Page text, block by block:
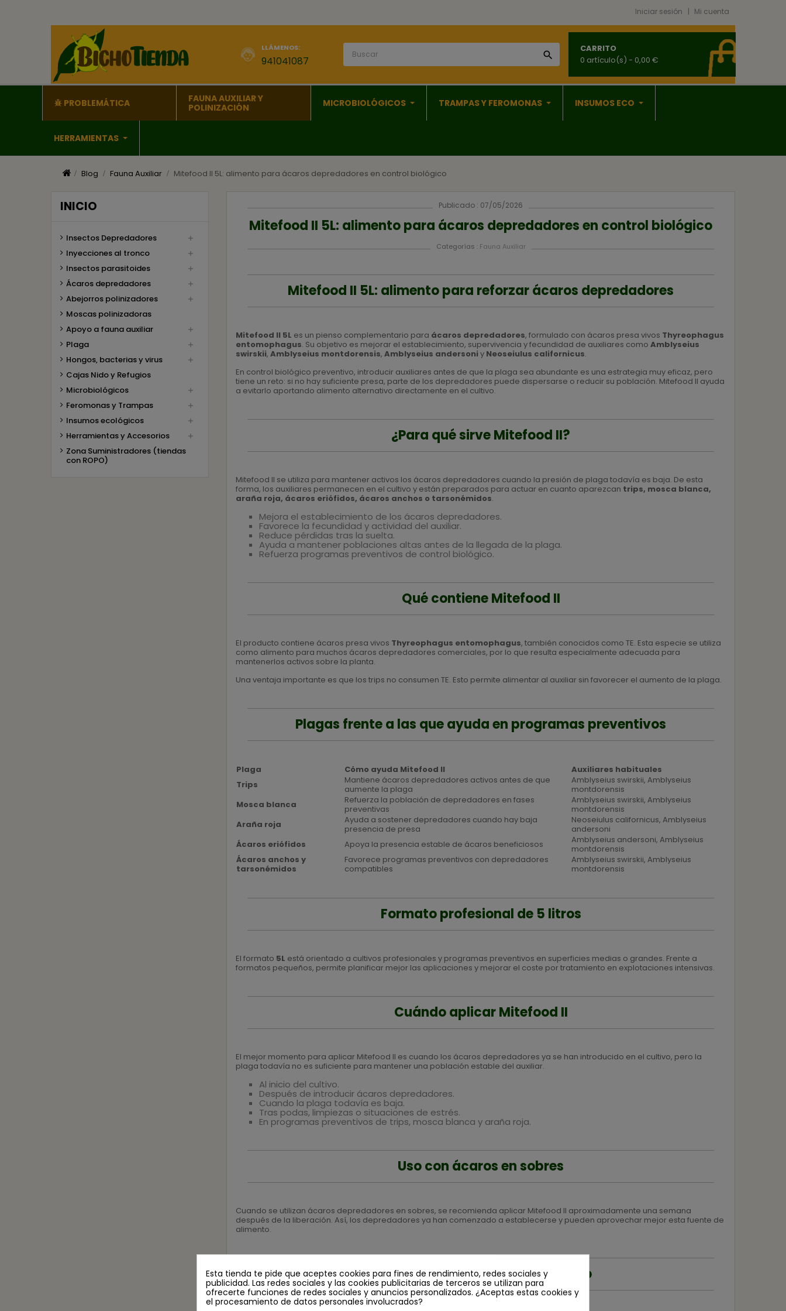
Iniciar sesión Mi cuenta
LLÁMENOS:
941041087 
CARRITO
0 artículo(s) - 0,00 €
PROBLEMÁTICA
FAUNA AUXILIAR Y
POLINIZACIÓN
MICROBIOLÓGICOS TRAMPAS Y FEROMONAS INSUMOS ECO
HERRAMIENTAS
Blog Fauna Auxiliar Mitefood II 5L: alimento para ácaros depredadores en control biológico
INICIO
Insectos Depredadores 
Inyecciones al tronco 
Insectos parasitoides 
Ácaros depredadores 
Abejorros polinizadores 
Moscas polinizadoras
Apoyo a fauna auxiliar

Plaga 
Hongos, bacterias y virus 
Cajas Nido y Refugios
Microbiológicos

Feromonas y Trampas 
Insumos ecológicos 
Herramientas y Accesorios 
Zona Suministradores (tiendas
con ROPO)
Publicado : 07/05/2026
Mitefood II 5L: alimento para ácaros depredadores en control biológico
Categorías : Fauna Auxiliar
Mitefood II 5L: alimento para reforzar ácaros depredadores
Mitefood II 5L es un pienso complementario para ácaros depredadores, formulado con ácaros presa vivos Thyreophagus
entomophagus. Su objetivo es mejorar el establecimiento, supervivencia y fecundidad de auxiliares como Amblyseius
swirskii, Amblyseius montdorensis, Amblyseius andersoni y Neoseiulus californicus.
En control biológico preventivo, introducir auxiliares antes de que la plaga sea abundante es una estrategia muy eficaz, pero
tiene un reto: si no hay suficiente presa, parte de los depredadores puede dispersarse o reducir su población. Mitefood II ayuda
a evitarlo aportando alimento alternativo directamente en el cultivo.
¿Para qué sirve Mitefood II?
Mitefood II se utiliza para mantener activos los ácaros depredadores cuando la presión de plaga todavía es baja. De esta
forma, los auxiliares permanecen en el cultivo y están preparados para actuar en cuanto aparezcan trips, mosca blanca,
araña roja, ácaros eriófidos, ácaros anchos o tarsonémidos.
Mejora el establecimiento de los ácaros depredadores.
Favorece la fecundidad y actividad del auxiliar.
Reduce pérdidas tras la suelta.
Ayuda a mantener poblaciones altas antes de la llegada de la plaga.
Refuerza programas preventivos de control biológico.
Qué contiene Mitefood II
El producto contiene ácaros presa vivos Thyreophagus entomophagus, también conocidos como TE. Esta especie se utiliza
como alimento para muchos ácaros depredadores comerciales, por lo que resulta especialmente adecuada para
mantenerlos activos sobre la planta.
Una ventaja importante es que los trips no consumen TE. Esto permite alimentar al auxiliar sin favorecer el aumento de la plaga.
Plagas frente a las que ayuda en programas preventivos
Plaga Cómo ayuda Mitefood II
Auxiliares habituales
Trips
Mantiene ácaros depredadores activos antes de que
aumente la plaga
Amblyseius swirskii, Amblyseius
montdorensis
Mosca blanca
Refuerza la población de depredadores en fases
preventivas
Amblyseius swirskii, Amblyseius
montdorensis
Araña roja
Ayuda a sostener depredadores cuando hay baja
presencia de presa
Neoseiulus californicus, Amblyseius
andersoni
Ácaros eriófidos
Apoya la presencia estable de ácaros beneficiosos
Amblyseius andersoni, Amblyseius
montdorensis
Ácaros anchos y
tarsonémidos
Favorece programas preventivos con depredadores
compatibles
Amblyseius swirskii, Amblyseius
montdorensis
Formato profesional de 5 litros
El formato 5L está orientado a cultivos profesionales y programas preventivos en superficies medias o grandes. Frente a
formatos pequeños, permite planificar mejor las aplicaciones y mejorar el coste por tratamiento en explotaciones intensivas.
Cuándo aplicar Mitefood II
El mejor momento para aplicar Mitefood II es cuando los ácaros depredadores ya se han introducido en el cultivo, pero la
plaga todavía no es suficiente para mantener una población estable del auxiliar.
Al inicio del cultivo.
Después de introducir ácaros depredadores.
Cuando la plaga todavía es baja.
Tras podas, limpiezas o situaciones de estrés.
En programas preventivos de trips, mosca blanca y araña roja.
Uso con ácaros en sobres
Cuando se utilizan ácaros depredadores en sobres, se recomienda aplicar Mitefood II aproximadamente una semana
después de la liberación. Así, los depredadores ya han comenzado a establecerse y pueden aprovechar mejor esta fuente de
alimento.
Uso con ácaros en material suelto
Esta tienda te pide que aceptes cookies para fines de rendimiento, redes sociales y
publicidad. Las redes sociales y las cookies publicitarias de terceros se utilizan para
ofrecerte funciones de redes sociales y anuncios personalizados. ¿Aceptas estas cookies y
el procesamiento de datos personales involucrados?